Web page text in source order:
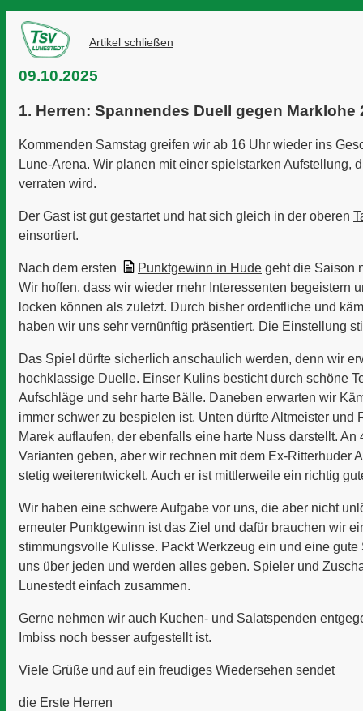
Artikel schließen
09.10.2025
1. Herren: Spannendes Duell gegen Marklohe
Kommenden Samstag greifen wir ab 16 Uhr wieder ins
Lune-Arena. Wir planen mit einer spielstarken Aufstellung,
verraten wird.
Der Gast ist gut gestartet und hat sich gleich in der oberen
einsortiert.
Nach dem ersten Punktgewinn in Hude geht die Saison
Wir hoffen, dass wir wieder mehr Interessenten begeistern
locken können als zuletzt. Durch bisher ordentliche und
haben wir uns sehr vernünftig präsentiert. Die Einstellung
Das Spiel dürfte sicherlich anschaulich werden, denn wir
hochklassige Duelle. Einser Kulins besticht durch schöne
Aufschläge und sehr harte Bälle. Daneben erwarten wir
immer schwer zu bespielen ist. Unten dürfte Altmeister und
Marek auflaufen, der ebenfalls eine harte Nuss darstellt. An
Varianten geben, aber wir rechnen mit dem Ex-Ritterhuder
stetig weiterentwickelt. Auch er ist mittlerweile ein richtig
Wir haben eine schwere Aufgabe vor uns, die aber nicht
erneuter Punktgewinn ist das Ziel und dafür brauchen wir
stimmungsvolle Kulisse. Packt Werkzeug ein und eine gute
uns über jeden und werden alles geben. Spieler und
Lunestedt einfach zusammen.
Gerne nehmen wir auch Kuchen- und Salatspenden
Imbiss noch besser aufgestellt ist.
Viele Grüße und auf ein freudiges Wiedersehen sendet
die Erste Herren